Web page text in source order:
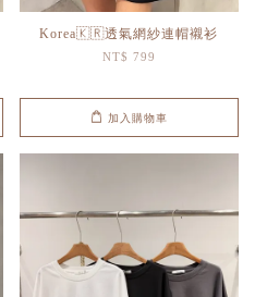
Korea🇰🇷透氣網紗連帽襯衫
NT$ 799
加入購物車